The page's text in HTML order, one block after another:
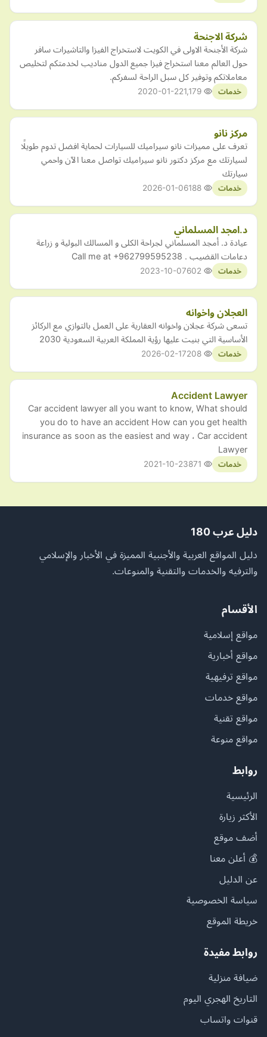
شركة الاجنحة
شركة الأجنحة الاولى في الكويت لاستخراج الفيزا والتاشيرات سافر
حول العالم معنا استخراج فيزا جميع الدول مناديب لخدمتكم لتخليص
معاملاتكم وتوفير كل سبل الراحة لسفركم.
خدمات 2020-01-22
مركز نانو
تعرف على مميزات نانو سيراميك للسيارات لحماية افضل تدوم طويلًا
لسيارتك مع مركز دكتور نانو سيراميك تواصل معنا الآن واحمي
سيارتك
خدمات 2026-01-06
د.امجد المسلماني
عيادة د. أمجد المسلماني لجراحة الكلى و المسالك البولية و زراعة
دعامات القضيب . Call me at +962799595238
خدمات 2023-10-07
العجلان واخوانه
تسعى شركة عجلان واخوانه العقارية على العمل بالتوازي مع الركائز
الأساسية التي بنيت عليها رؤية المملكة العربية السعودية 2030
خدمات 2026-02-17
Accident Lawyer
Car accident lawyer all you want to know, What should
you do to have an accident How can you get health
insurance as soon as the easiest and way ، Car accident
Lawyer
خدمات 2021-10-23
دليل عرب 180
دليل المواقع العربية والأجنبية المميزة في الأخبار والإسلامي
والترفيه والخدمات والتقنية والمنوعات.
الأقسام
مواقع إسلامية
مواقع أخبارية
مواقع ترفيهية
مواقع خدمات
مواقع تقنية
مواقع منوعة
روابط
الرئيسية
الأكثر زيارة
أضف موقع
💰 أعلن معنا
عن الدليل
سياسة الخصوصية
خريطة الموقع
روابط مفيدة
ضيافة منزلية
التاريخ الهجري اليوم
قنوات واتساب